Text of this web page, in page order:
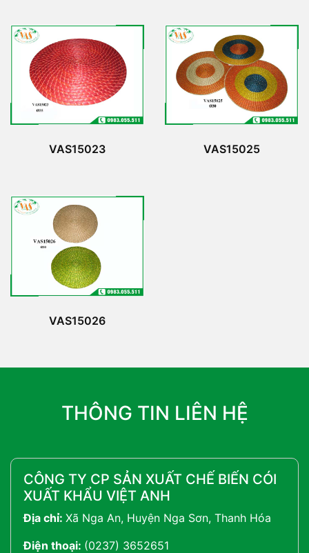
VAS15023 VAS15025
VAS15026
THÔNG TIN LIÊN HỆ
CÔNG TY CP SẢN XUẤT CHẾ BIẾN CÓI
XUẤT KHẨU VIỆT ANH
Địa chỉ: Xã Nga An, Huyện Nga Sơn, Thanh Hóa
Điện thoại: (0237) 3652651